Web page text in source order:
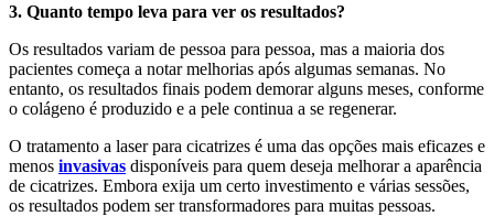
3. Quanto tempo leva para ver os resultados?
Os resultados variam de pessoa para pessoa, mas a maioria dos
pacientes começa a notar melhorias após algumas semanas. No
entanto, os resultados finais podem demorar alguns meses, conforme
o colágeno é produzido e a pele continua a se regenerar.
O tratamento a laser para cicatrizes é uma das opções mais eficazes e
menos invasivas disponíveis para quem deseja melhorar a aparência
de cicatrizes. Embora exija um certo investimento e várias sessões,
os resultados podem ser transformadores para muitas pessoas.